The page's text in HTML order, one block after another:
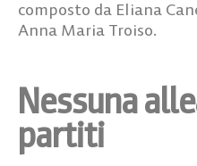
composto da Eliana
Anna Maria Troiso.
Nessuna
partiti